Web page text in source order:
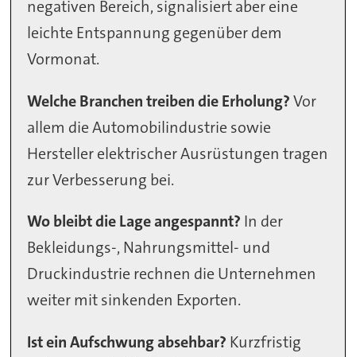
negativen Bereich, signalisiert aber eine
leichte Entspannung gegenüber dem
Vormonat.
Welche Branchen treiben die Erholung?Vor
allem die Automobilindustrie sowie
Hersteller elektrischer Ausrüstungen tragen
zur Verbesserung bei.
Wo bleibt die Lage angespannt? In der
Bekleidungs-, Nahrungsmittel- und
Druckindustrie rechnen die Unternehmen
weiter mit sinkenden Exporten.
Ist ein Aufschwung absehbar? Kurzfristig